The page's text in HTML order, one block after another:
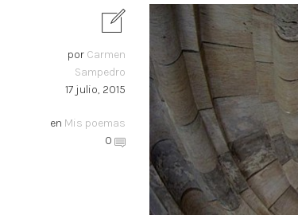
por Carmen
Sampedro
17 julio, 2015
en Mis poemas
0